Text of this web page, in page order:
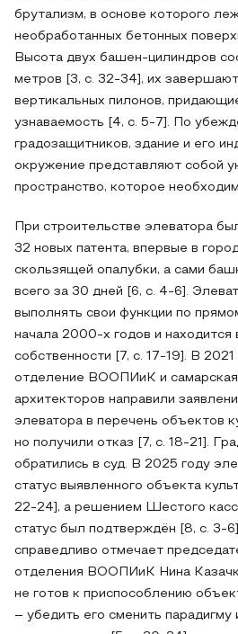
брутализм, в основе которого
необработанных бетонных
Высота двух башен-цилиндров
метров [3, с. 32-34], их
вертикальных пилонов,
узнаваемость [4, с. 5-7]. По
градозащитников, здание и его
окружение представляют собой
пространство, которое
При строительстве элеватора
32 новых патента, впервые в
скользящей опалубки, а сами
всего за 30 дней [6, с. 4-6].
выполнять свои функции по
начала 2000-х годов и находится
собственности [7, с. 17-19]. В
отделение ВООПИиК и самарская
архитекторов направили
элеватора в перечень объектов
но получили отказ [7, с. 18-21].
обратились в суд. В 2025 году
статус выявленного объекта
22-24], а решением Шестого
статус был подтверждён [8, с. 3-
справедливо отмечает
отделения ВООПИиК Нина
не готов к приспособлению
– убедить его сменить парадигму